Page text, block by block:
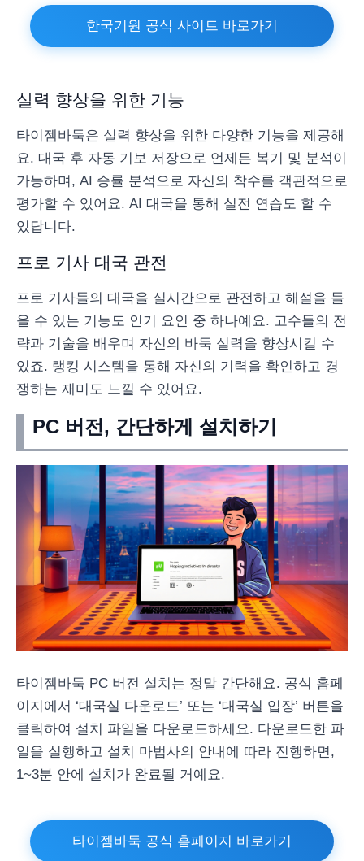
한국기원 공식 사이트 바로가기
실력 향상을 위한 기능
타이젬바둑은 실력 향상을 위한 다양한 기능을 제공해
요. 대국 후 자동 기보 저장으로 언제든 복기 및 분석이
가능하며, AI 승률 분석으로 자신의 착수를 객관적으로
평가할 수 있어요. AI 대국을 통해 실전 연습도 할 수
있답니다.
프로 기사 대국 관전
프로 기사들의 대국을 실시간으로 관전하고 해설을 들
을 수 있는 기능도 인기 요인 중 하나예요. 고수들의 전
략과 기술을 배우며 자신의 바둑 실력을 향상시킬 수
있죠. 랭킹 시스템을 통해 자신의 기력을 확인하고 경
쟁하는 재미도 느낄 수 있어요.
PC 버전, 간단하게 설치하기
타이젬바둑 PC 버전 설치는 정말 간단해요. 공식 홈페
이지에서 ‘대국실 다운로드’ 또는 ‘대국실 입장’ 버튼을
클릭하여 설치 파일을 다운로드하세요. 다운로드한 파
일을 실행하고 설치 마법사의 안내에 따라 진행하면,
1~3분 안에 설치가 완료될 거예요.
타이젬바둑 공식 홈페이지 바로가기